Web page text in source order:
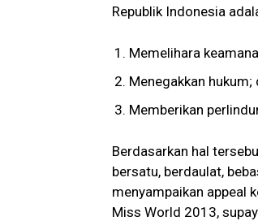
Republik Indonesia
Memelihara
Menegakkan hukum;
Memberikan
Berdasarkan hal
bersatu, berdaulat,
menyampaikan appeal
Miss World 2013,